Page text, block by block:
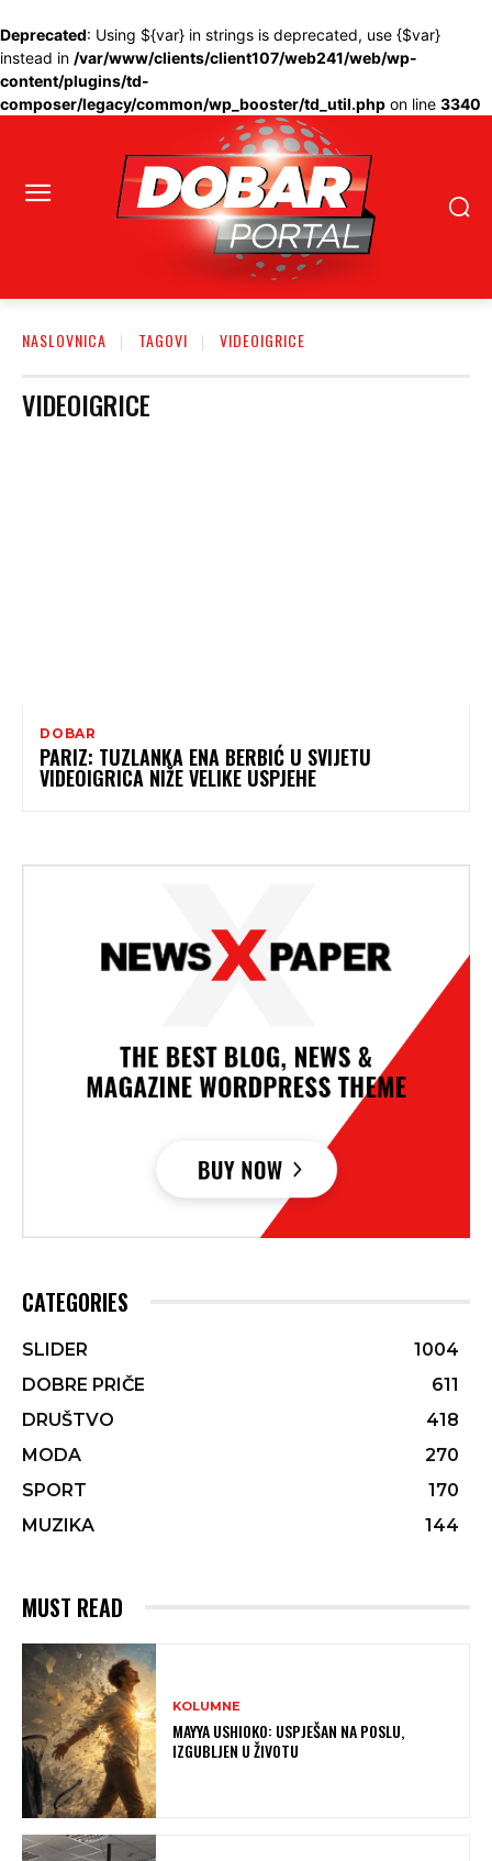
Deprecated: Using ${var} in strings is deprecated, use {$var}
instead in /var/www/clients/client107/web241/web/wp-
content/plugins/td-
composer/legacy/common/wp_booster/td_util.php on line 3340
NASLOVNICA TAGOVI VIDEOIGRICE
VIDEOIGRICE
DOBAR
PARIZ: TUZLANKA ENA BERBIĆ U SVIJETU
VIDEOIGRICA NIŽE VELIKE USPJEHE
CATEGORIES
SLIDER
1004
DOBRE PRIČE
611
DRUŠTVO
418
MODA
270
SPORT
170
MUZIKA
144
MUST READ
KOLUMNE
MAYYA USHIOKO: USPJEŠAN NA POSLU,
IZGUBLJEN U ŽIVOTU